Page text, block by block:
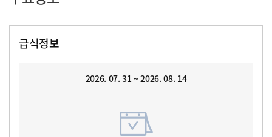
급식정보
2026. 07. 31 ~ 2026. 08. 14